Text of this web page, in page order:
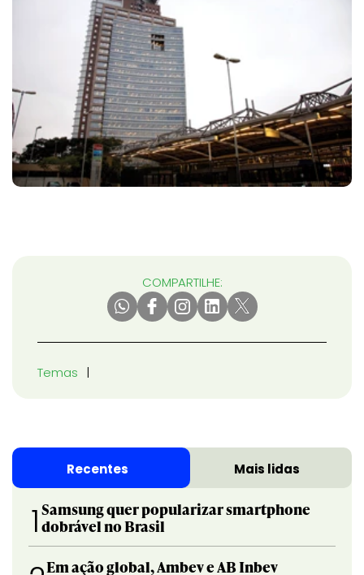
COMPARTILHE:
Temas
Recentes Mais lidas
1 Samsung quer popularizar smartphone
dobrável no Brasil
Em ação global, Ambev e AB Inbev